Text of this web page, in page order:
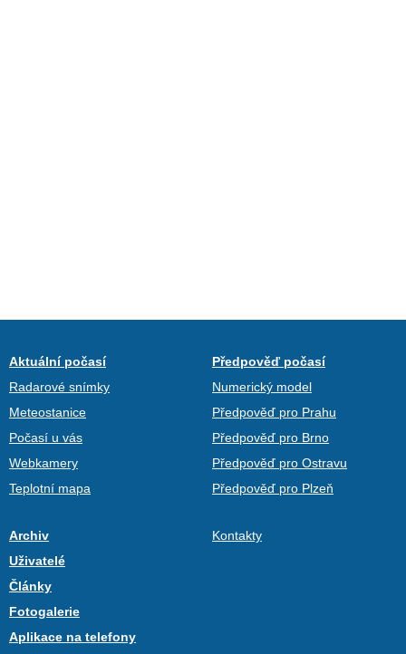
Aktuální počasí
Radarové snímky
Meteostanice
Počasí u vás
Webkamery
Teplotní mapa
Předpověď počasí
Numerický model
Předpověď pro Prahu
Předpověď pro Brno
Předpověď pro Ostravu
Předpověď pro Plzeň
Archiv
Uživatelé
Články
Fotogalerie
Aplikace na telefony
Kontakty